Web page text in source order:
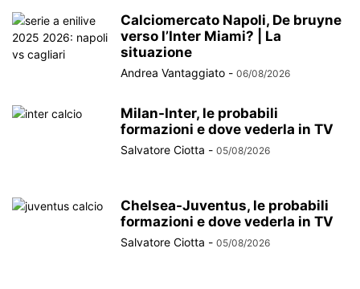
Calciomercato Napoli, De bruyne
verso l’Inter Miami? | La
situazione
Andrea Vantaggiato - 06/08/2026
Milan-Inter, le probabili
formazioni e dove vederla in TV
Salvatore Ciotta - 05/08/2026
Chelsea-Juventus, le probabili
formazioni e dove vederla in TV
Salvatore Ciotta - 05/08/2026